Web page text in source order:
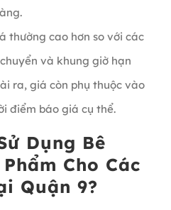
thường cao hơn so với các
và khung giờ hạn
ra, giá còn phụ thuộc vào
điểm báo giá cụ thể.
Dụng Bê
Cho Các
Quận 9?